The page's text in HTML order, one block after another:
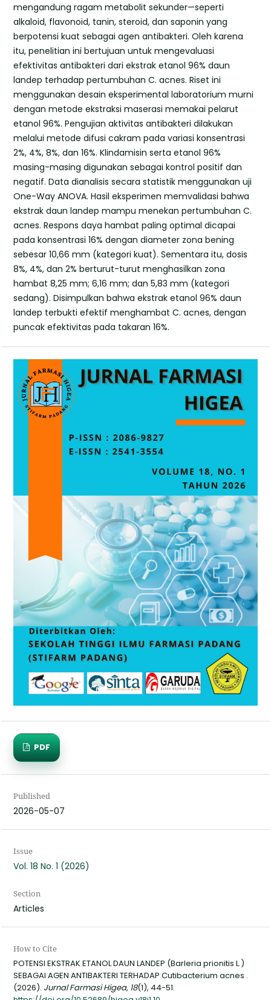
mengandung ragam metabolit sekunder—seperti
alkaloid, flavonoid, tanin, steroid, dan saponin yang
berpotensi kuat sebagai agen antibakteri. Oleh karena
itu, penelitian ini bertujuan untuk mengevaluasi
efektivitas antibakteri dari ekstrak etanol 96% daun
landep terhadap pertumbuhan C. acnes. Riset ini
menggunakan desain eksperimental laboratorium murni
dengan metode ekstraksi maserasi memakai pelarut
etanol 96%. Pengujian aktivitas antibakteri dilakukan
melalui metode difusi cakram pada variasi konsentrasi
2%, 4%, 8%, dan 16%. Klindamisin serta etanol 96%
masing-masing digunakan sebagai kontrol positif dan
negatif. Data dianalisis secara statistik menggunakan uji
One-Way ANOVA. Hasil eksperimen memvalidasi bahwa
ekstrak daun landep mampu menekan pertumbuhan C.
acnes. Respons daya hambat paling optimal dicapai
pada konsentrasi 16% dengan diameter zona bening
sebesar 10,66 mm (kategori kuat). Sementara itu, dosis
8%, 4%, dan 2% berturut-turut menghasilkan zona
hambat 8,25 mm; 6,16 mm; dan 5,83 mm (kategori
sedang). Disimpulkan bahwa ekstrak etanol 96% daun
landep terbukti efektif menghambat C. acnes, dengan
puncak efektivitas pada takaran 16%.
PDF
Published
2026-05-07
Issue
Vol. 18 No. 1 (2026)
Section
Articles
How to Cite
POTENSI EKSTRAK ETANOL DAUN LANDEP (Barleria prionitis L.)
SEBAGAI AGEN ANTIBAKTERI TERHADAP Cutibacterium acnes .
(2026). Jurnal Farmasi Higea, 18(1), 44-51.